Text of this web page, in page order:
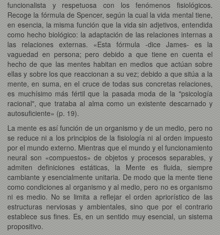
funcionalista y respetuosa con los fenómenos fisiológicos.
Recoge la fórmula de Spencer, según la cual la vida mental tiene,
en esencia, la misma función que la vida sin adjetivos, entendida
como hecho biológico: la adaptación de las relaciones internas a
las relaciones externas. «Esta fórmula -dice James- es la
vaguedad en persona; pero debido a que tiene en cuenta el
hecho de que las mentes habitan en medios que actúan sobre
ellas y sobre los que reaccionan a su vez; debido a que sitúa a la
mente, en suma, en el cruce de todas sus concretas relaciones,
es muchísimo más fértil que la pasada moda de la "psicología
racional", que trataba al alma como un existente descarnado y
autosuficiente» (p. 19).
La mente es así función de un organismo y de un medio, pero no
se reduce ni a los principios de la fisiología ni al orden impuesto
por el mundo externo. Mientras que el mundo y el funcionamiento
neural son «compuestos» de objetos y procesos separables, y
admiten definiciones estáticas, la Mente es fluida, siempre
cambiante y esencialmente unitaria. De modo que la mente tiene
como condiciones al organismo y al medio, pero no es organismo
ni es medio. No se limita a reflejar el orden apriorístico de las
estructuras nerviosas y ambientales, sino que por el contrario
establece sus fines. Es, en un sentido muy esencial, un sistema
propositivo.